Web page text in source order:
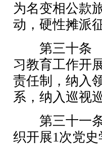
为名变相公款
动，硬性摊派
第三十条 各
习教育工作开
责任制，纳入
系，纳入巡视
第三十一条
织开展1次党